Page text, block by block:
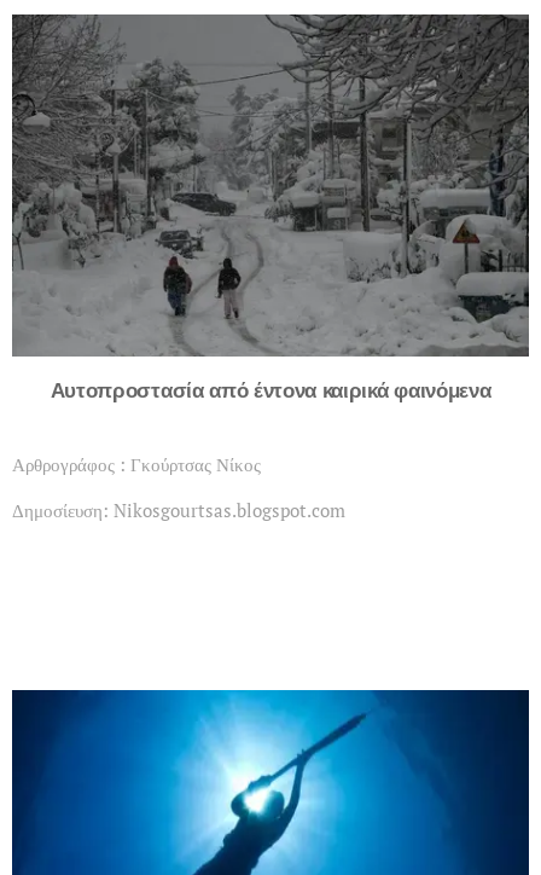
Αυτοπροστασία από έντονα καιρικά φαινόμενα
Αρθρογράφος : Γκούρτσας Νίκος
Δημοσίευση: Nikosgourtsas.blogspot.com